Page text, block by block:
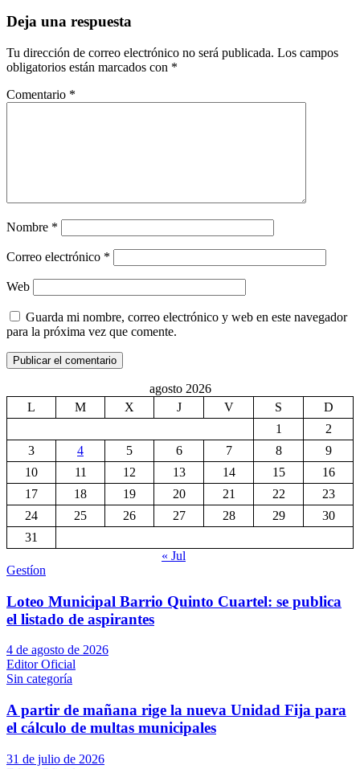
entradas
Deja una respuesta
Tu dirección de correo electrónico no será publicada. Los campos
obligatorios están marcados con *
Comentario *
Nombre *
Correo electrónico *
Web
Guarda mi nombre, correo electrónico y web en este navegador
para la próxima vez que comente.
agosto 2026
L
M X J V S
D
1
2
3
4 5 6 7 8
9
10
11 12 13 14 15
16
17
18 19 20 21 22
23
24
25 26 27 28 29
30
31
« Jul
Gestíon
Loteo Municipal Barrio Quinto Cuartel: se publica
el listado de aspirantes
4 de agosto de 2026
Editor Oficial
Sin categoría
A partir de mañana rige la nueva Unidad Fija para
el cálculo de multas municipales
31 de julio de 2026